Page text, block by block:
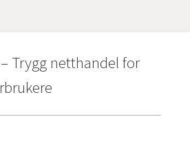
Trygg netthandel for